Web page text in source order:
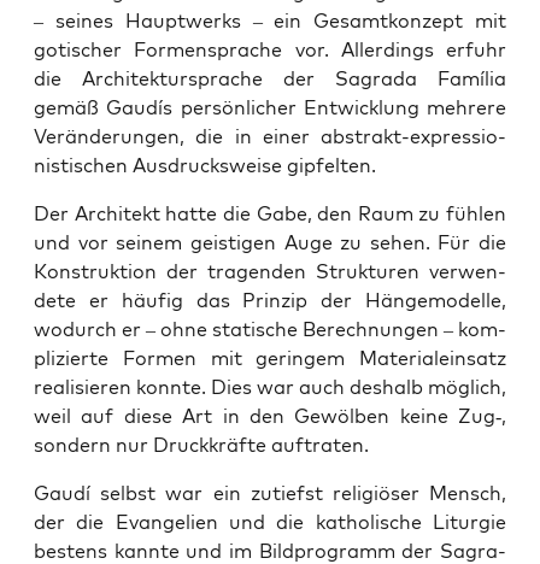
– sei­nes Haupt­werks – ein Gesamt­kon­zept mit
goti­scher For­men­spra­che vor. Aller­dings erfuhr
die Archi­tek­tur­spra­che der Sagra­da Famí­lia
gemäß Gau­dís per­sön­li­cher Ent­wick­lung meh­re­re
Ver­än­de­run­gen, die in einer abs­trakt-­ex­pres­sio­
nis­ti­schen Aus­drucks­wei­se gipfelten.
Der Archi­tekt hat­te die Gabe, den Raum zu füh­len
und vor sei­nem geis­ti­gen Auge zu sehen. Für die
Kon­struk­ti­on der tra­gen­den Struk­tu­ren ver­wen­
de­te er häu­fig das Prin­zip der Hänge­modelle,
wodurch er – ohne sta­ti­sche Berech­nun­gen – kom­
pli­zier­te For­men mit gerin­gem ­Mate­ri­al­ein­satz
rea­li­sie­ren konn­te. Dies war auch des­halb mög­lich,
weil auf die­se Art in den Gewöl­ben kei­ne Zug‑,
son­dern nur Druck­kräf­te auftraten.
Gau­dí selbst war ein zutiefst reli­giö­ser Mensch,
der die Evan­ge­li­en und die katho­li­sche Lit­ur­gie
bes­tens kann­te und im Bild­pro­gramm der Sagra­